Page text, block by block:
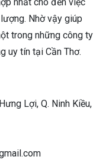
Nhờ vậy giúp
trong những công ty
uy tín tại Cần Thơ.
Lợi, Q. Ninh Kiều,